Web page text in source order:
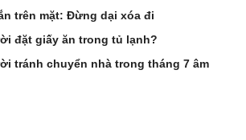
trên mặt: Đừng dại xóa đi
đặt giấy ăn trong tủ lạnh?
tránh chuyển nhà trong tháng 7 âm